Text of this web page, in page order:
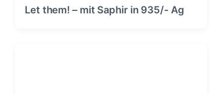
Let them! – mit Saphir in 935/- Ag